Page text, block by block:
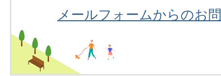
メールフォームからのお